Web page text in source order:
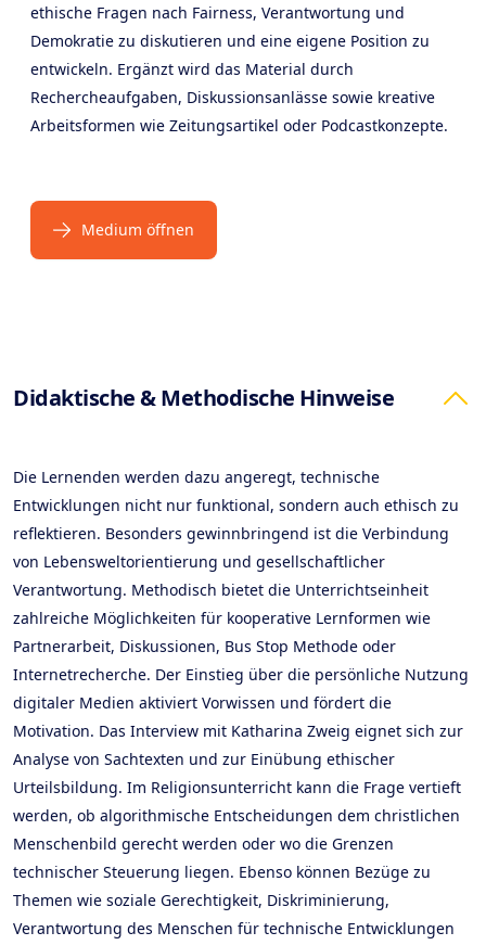
ethische Fragen nach Fairness, Verantwortung und
Demokratie zu diskutieren und eine eigene Position zu
entwickeln. Ergänzt wird das Material durch
Rechercheaufgaben, Diskussionsanlässe sowie kreative
Arbeitsformen wie Zeitungsartikel oder Podcastkonzepte.
Medium öffnen
Products
Didaktische & Methodische Hinweise
Die Lernenden werden dazu angeregt, technische
Entwicklungen nicht nur funktional, sondern auch ethisch zu
reflektieren. Besonders gewinnbringend ist die Verbindung
von Lebensweltorientierung und gesellschaftlicher
Verantwortung. Methodisch bietet die Unterrichtseinheit
zahlreiche Möglichkeiten für kooperative Lernformen wie
Partnerarbeit, Diskussionen, Bus Stop Methode oder
Internetrecherche. Der Einstieg über die persönliche Nutzung
digitaler Medien aktiviert Vorwissen und fördert die
Motivation. Das Interview mit Katharina Zweig eignet sich zur
Analyse von Sachtexten und zur Einübung ethischer
Urteilsbildung. Im Religionsunterricht kann die Frage vertieft
werden, ob algorithmische Entscheidungen dem christlichen
Menschenbild gerecht werden oder wo die Grenzen
technischer Steuerung liegen. Ebenso können Bezüge zu
Themen wie soziale Gerechtigkeit, Diskriminierung,
Verantwortung des Menschen für technische Entwicklungen